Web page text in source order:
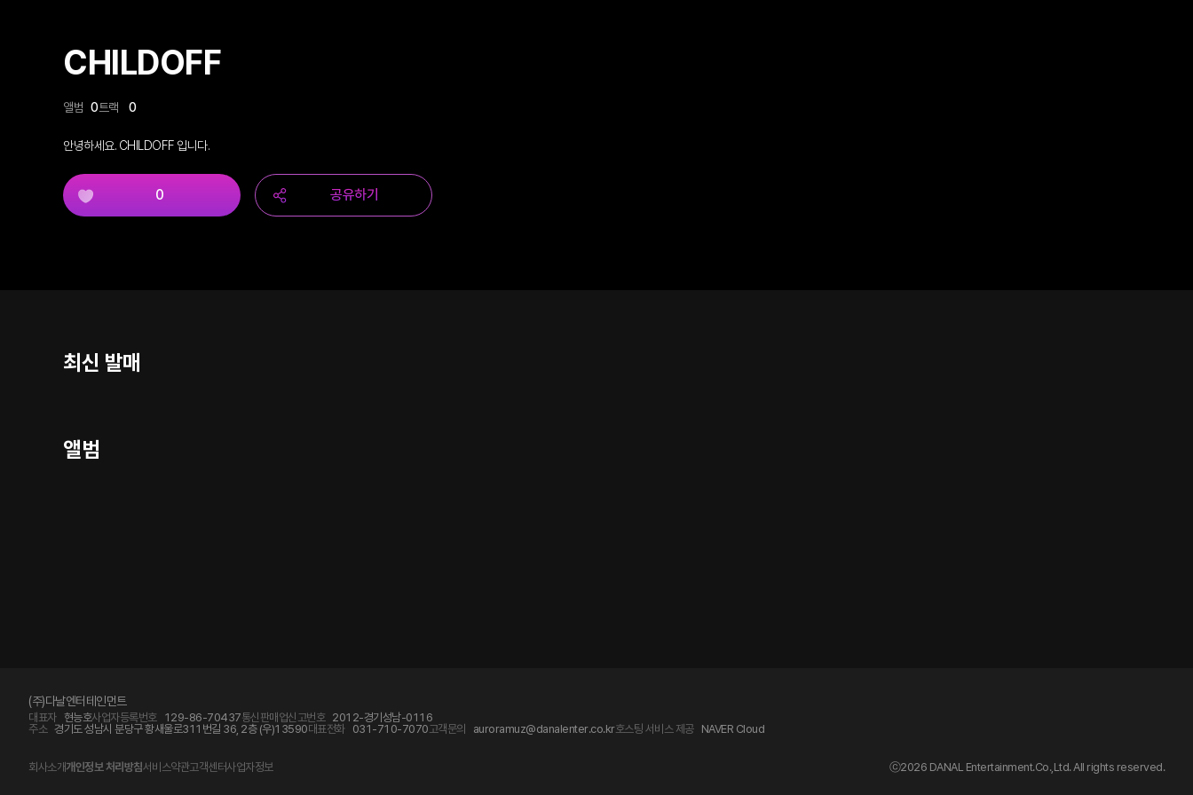
CHILDOFF
앨범 0트랙 0
안녕하세요. CHILDOFF 입니다.
0 공유하기
최신 발매
앨범
(주)다날엔터테인먼트
대표자 현능호사업자등록번호 129-86-70437통신판매업신고번호 2012-경기성남-0116
주소 경기도 성남시 분당구 황새울로311번길 36, 2층 (우)13590대표전화 031-710-7070고객문의 auroramuz@danalenter.co.kr호스팅 서비스 제공 NAVER Cloud
회사소개개인정보 처리방침서비스약관고객센터사업자정보 ⓒ2026 DANAL Entertainment.Co.,Ltd. All rights reserved.